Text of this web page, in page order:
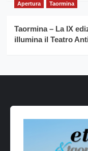
Apertura Taormina
Taormina – La IX
illumina il Teatro